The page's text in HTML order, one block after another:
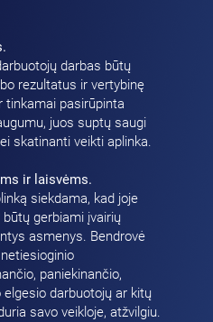
darbas būtų
rezultatus ir vertybinę
tinkamai pasirūpinta
juos suptų saugi
skatinanti veikti aplinka.
ir laisvėms.
siekdama, kad joje
gerbiami įvairių
asmenys. Bendrovė
paniekinančio,
darbuotojų ar kitų
savo veikloje, atžvilgiu.